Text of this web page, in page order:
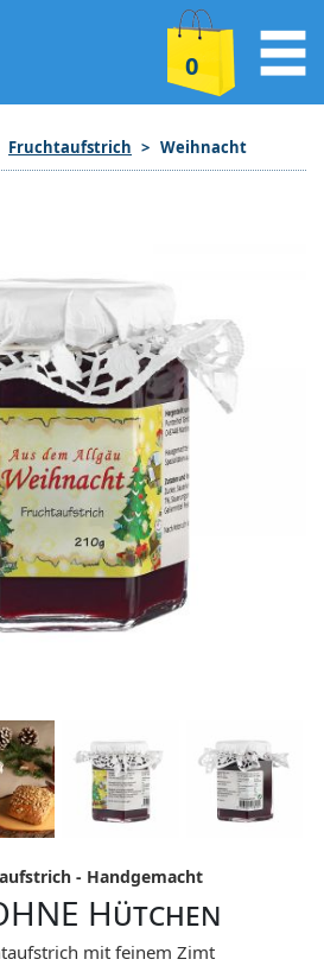
0
Fruchtaufstrich Weihnacht
- Handgemacht
Hütchen
mit feinem Zimt